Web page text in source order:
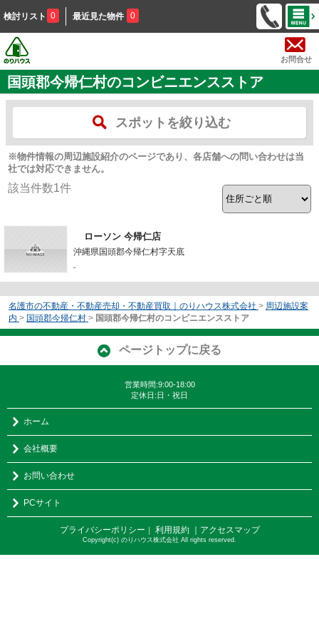
検討リスト 0 最近見た物件 0
お問合せ
国頭郡今帰仁村のコンビニエンスストア
スポットを絞り込む
※物件情報の周辺施設紹介のページであり、各店舗への問い合わせは当
社では対応できません。
該当件数1件
ローソン 今帰仁店
沖縄県国頭郡今帰仁村字天底
-
名護市の不動産・不動産売却・不動産買取｜のりハウス株式会社 > 周辺施設案
内 > 国頭郡今帰仁村 > 国頭郡今帰仁村のコンビニエンスストア
ページトップに戻る
営業時間:9:00-18:00
定休日:日・祝日
ホーム
会社概要
お問い合わせ
PCサイト
プライバシーポリシー ｜ 利用規約 ｜アクセスマップ
Copyright(c) のりハウス株式会社 All rights reserved.